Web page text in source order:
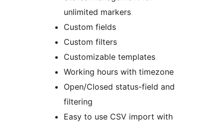
unlimited markers
Custom fields
Custom filters
Customizable templates
Working hours with timezone
Open/Closed status-field and
filtering
Easy to use CSV import with